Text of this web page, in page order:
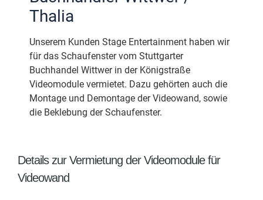
Thalia
Unserem Kunden Stage Entertainment haben wir
für das Schaufenster vom Stuttgarter
Buchhandel Wittwer in der Königstraße
Videomodule vermietet. Dazu gehörten auch die
Montage und Demontage der Videowand, sowie
die Beklebung der Schaufenster.
Details zur Vermietung der Videomodule für
Videowand